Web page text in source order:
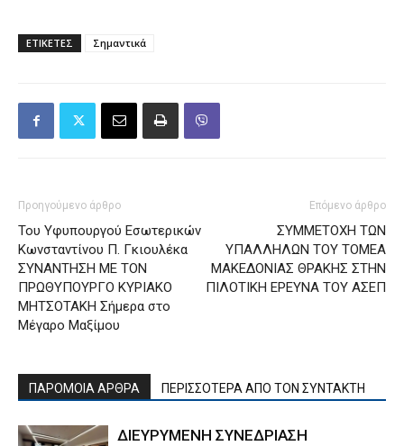
ΕΤΙΚΕΤΕΣ Σημαντικά
Προηγούμενο άρθρο
Του Υφυπουργού Εσωτερικών
Κωνσταντίνου Π. Γκιουλέκα
ΣΥΝΑΝΤΗΣΗ ΜΕ ΤΟΝ
ΠΡΩΘΥΠΟΥΡΓΟ ΚΥΡΙΑΚΟ
ΜΗΤΣΟΤΑΚΗ Σήμερα στο
Μέγαρο Μαξίμου
Επόμενο άρθρο
ΣΥΜΜΕΤΟΧΗ ΤΩΝ
ΥΠΑΛΛΗΛΩΝ ΤΟΥ ΤΟΜΕΑ
ΜΑΚΕΔΟΝΙΑΣ ΘΡΑΚΗΣ ΣΤΗΝ
ΠΙΛΟΤΙΚΗ ΕΡΕΥΝΑ ΤΟΥ ΑΣΕΠ
ΠΑΡΟΜΟΙΑ ΑΡΘΡΑ ΠΕΡΙΣΣΟΤΕΡΑ ΑΠΟ ΤΟΝ ΣΥΝΤΑΚΤΗ
ΔΙΕΥΡΥΜΕΝΗ ΣΥΝΕΔΡΙΑΣΗ